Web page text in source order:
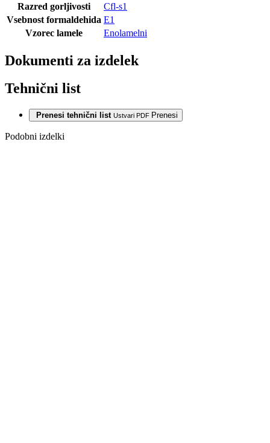
Razred gorljivosti
Cfl-s1
Vsebnost formaldehida E1
Vzorec lamele
Enolamelni
Dokumenti za izdelek
Tehnični list
Prenesi tehnični list Ustvari PDF Prenesi
Podobni izdelki